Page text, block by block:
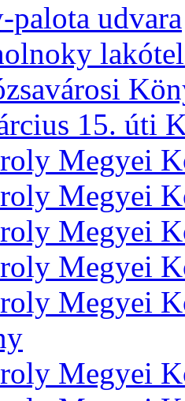
palota udvara
15. úti
Megyei
Megyei
Megyei
Megyei
Megyei
Megyei